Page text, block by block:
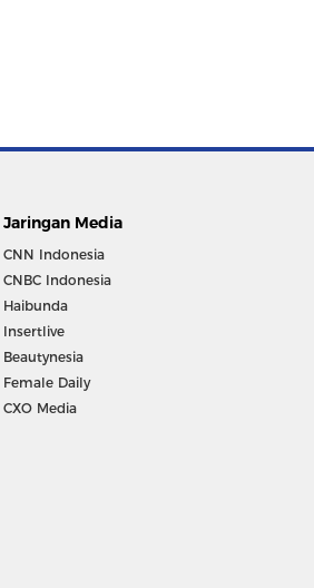
Jaringan Media
CNN Indonesia
CNBC Indonesia
Haibunda
Insertlive
Beautynesia
Female Daily
CXO Media